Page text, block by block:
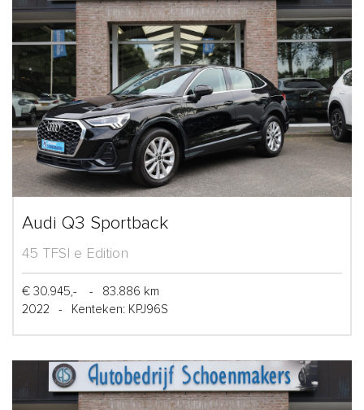
Audi Q3 Sportback
45 TFSI e Edition
€ 30.945,- -
83.886 km
2022
- Kenteken: KPJ96S